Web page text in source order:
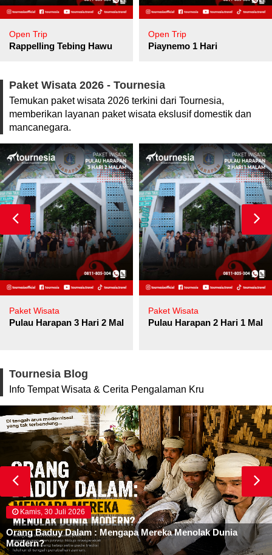
Open Trip
Rappelling Tebing Hawu
Open Trip
Piaynemo 1 Hari
Paket Wisata 2026 - Tournesia
Temukan paket wisata 2026 terkini dari Tournesia,
memberikan layanan paket wisata ekslusif domestik dan
mancanegara.
Paket Wisata
Pulau Harapan 3 Hari 2 Malam
Paket Wisata
Pulau Harapan 2 Hari 1
Tournesia Blog
Info Tempat Wisata & Cerita Pengalaman Kru
Kamis, 30 Juli 2026
Orang Baduy Dalam : Mengapa Mereka Menolak Dunia
Modern?